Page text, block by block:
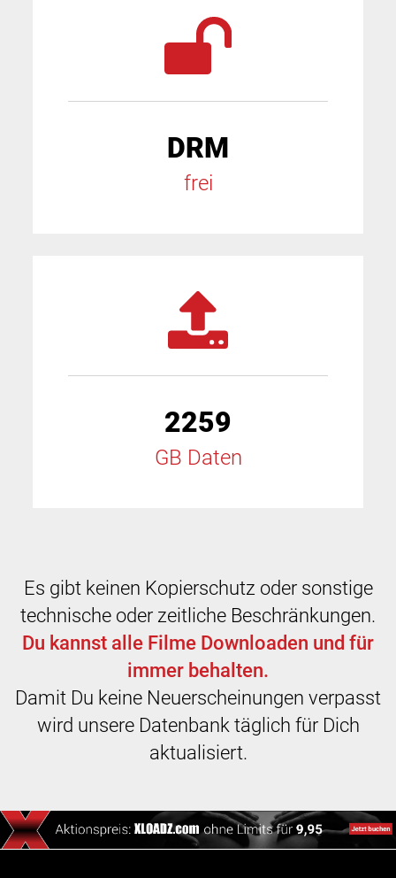
DRM
frei
2259
GB Daten
Es gibt keinen Kopierschutz oder sonstige
technische oder zeitliche Beschränkungen.
Du kannst alle Filme Downloaden und für
immer behalten.
Damit Du keine Neuerscheinungen verpasst
wird unsere Datenbank täglich für Dich
aktualisiert.